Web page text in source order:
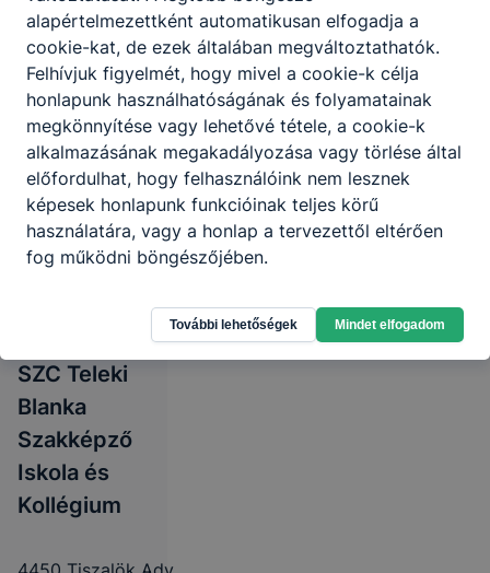
SZC Teleki
Blanka
Szakképző
Iskola és
Kollégium
alapértelmezettként automatikusan elfogadja a
cookie-kat, de ezek általában megváltoztathatók.
Felhívjuk figyelmét, hogy mivel a cookie-k célja
honlapunk használhatóságának és folyamatainak
megkönnyítése vagy lehetővé tétele, a cookie-k
alkalmazásának megakadályozása vagy törlése által
előfordulhat, hogy felhasználóink nem lesznek
képesek honlapunk funkcióinak teljes körű
használatára, vagy a honlap a tervezettől eltérően
fog működni böngészőjében.
További lehetőségek Mindet elfogadom